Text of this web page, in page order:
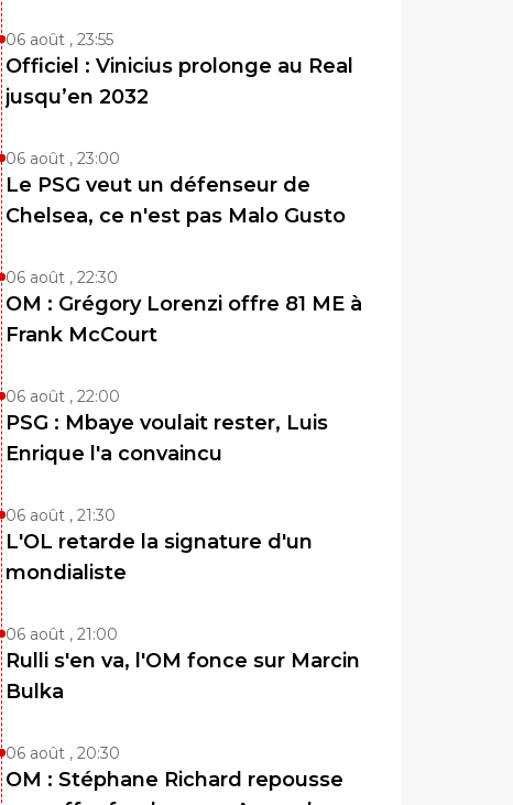
06 août , 23:55
Officiel : Vinicius prolonge au Real
jusqu’en 2032
06 août , 23:00
Le PSG veut un défenseur de
Chelsea, ce n'est pas Malo Gusto
06 août , 22:30
OM : Grégory Lorenzi offre 81 ME à
Frank McCourt
06 août , 22:00
PSG : Mbaye voulait rester, Luis
Enrique l'a convaincu
06 août , 21:30
L'OL retarde la signature d'un
mondialiste
06 août , 21:00
Rulli s'en va, l'OM fonce sur Marcin
Bulka
06 août , 20:30
OM : Stéphane Richard repousse